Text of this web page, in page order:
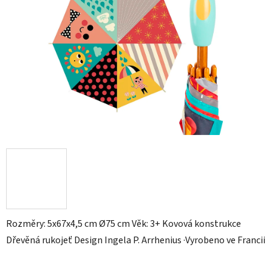
Rozměry: 5x67x4,5 cm Ø75 cm Věk: 3+ Kovová konstrukce
Dřevěná rukojeť Design Ingela P. Arrhenius ·Vyrobeno ve Francii